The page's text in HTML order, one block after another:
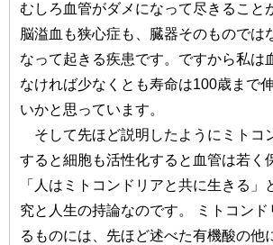
むしろ血管がダメになって尽きること
脳溢血も狭心症も、臓器そのものでは
なって起きる疾患です。ですから私は
なければ少なくとも寿命は100歳まで
いかと思っています。
そして先ほど説明したようにミトコ
すると細胞も活性化すると血管は若く
「人はミトコンドリアと共に生きる」
究と人生の持論なのです。 ミトコン
るものには、先ほど述べた有機酸の他